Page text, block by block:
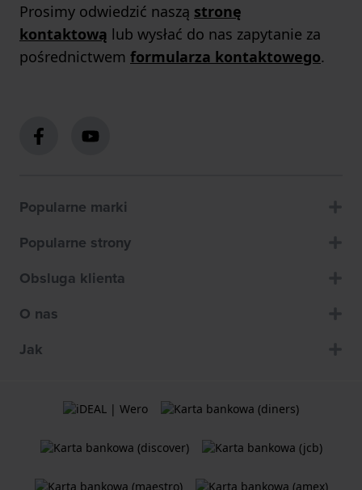
Prosimy odwiedzić naszą stronę
kontaktową lub wysłać do nas zapytanie za
pośrednictwem formularza kontaktowego.
Popularne marki
Popularne strony
Obsluga klienta
O nas
Jak